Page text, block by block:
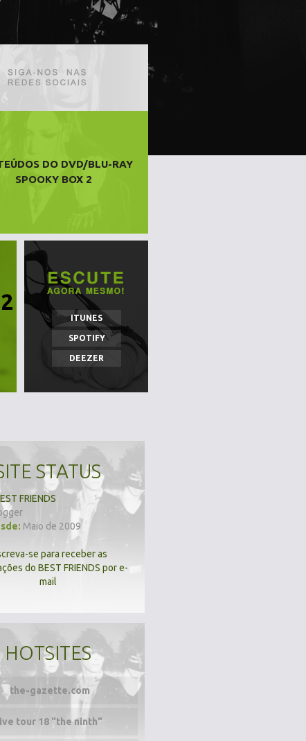
DO DVD/BLU-RAY
SPOOKY BOX 2
ITUNES
SPOTIFY
DEEZER
STATUS
FRIENDS
Maio de 2009
se para receber as
do BEST FRIENDS por e-
mail
HOTSITES
the-gazette.com
tour 18 "the ninth"